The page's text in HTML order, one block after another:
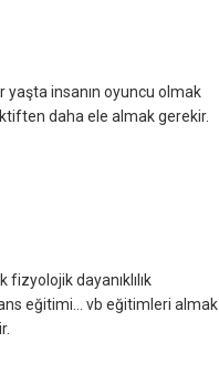
yaşta insanın oyuncu olmak
daha ele almak gerekir.
dayanıklılık
eğitimi… vb eğitimleri almak